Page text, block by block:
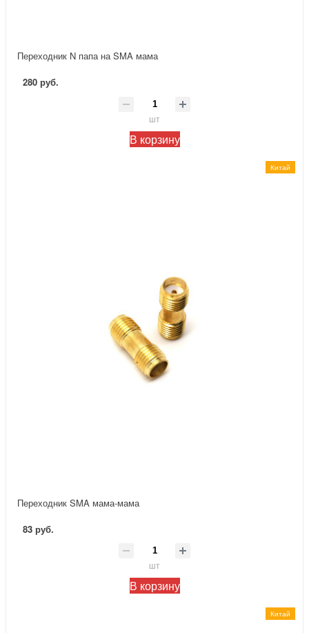
Переходник N папа на SMA мама
280 руб.
шт
В корзину
Китай
Переходник SMA мама-мама
83 руб.
шт
В корзину
Китай